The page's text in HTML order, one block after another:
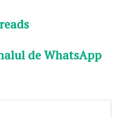
de WhatsApp